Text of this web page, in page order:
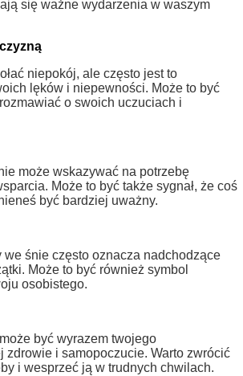
się ważne wydarzenia w waszym
niepokój, ale często jest to
lęków i niepewności. Może to być
o swoich uczuciach i
może wskazywać na potrzebę
Może to być także sygnał, że coś
być bardziej uważny.
we śnie często oznacza nadchodzące
Może to być również symbol
osobistego.
być wyrazem twojego
zdrowie i samopoczucie. Warto zwrócić
i wesprzeć ją w trudnych chwilach.